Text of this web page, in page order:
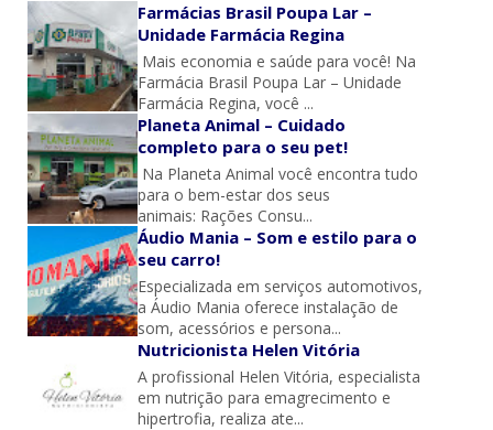
Farmácias Brasil Poupa Lar –
Unidade Farmácia Regina
Mais economia e saúde para você! Na
Farmácia Brasil Poupa Lar – Unidade
Farmácia Regina, você ...
Planeta Animal – Cuidado
completo para o seu pet!
Na Planeta Animal você encontra tudo
para o bem-estar dos seus
animais: Rações Consu...
Áudio Mania – Som e estilo para o
seu carro!
Especializada em serviços automotivos,
a Áudio Mania oferece instalação de
som, acessórios e persona...
Nutricionista Helen Vitória
A profissional Helen Vitória, especialista
em nutrição para emagrecimento e
hipertrofia, realiza ate...